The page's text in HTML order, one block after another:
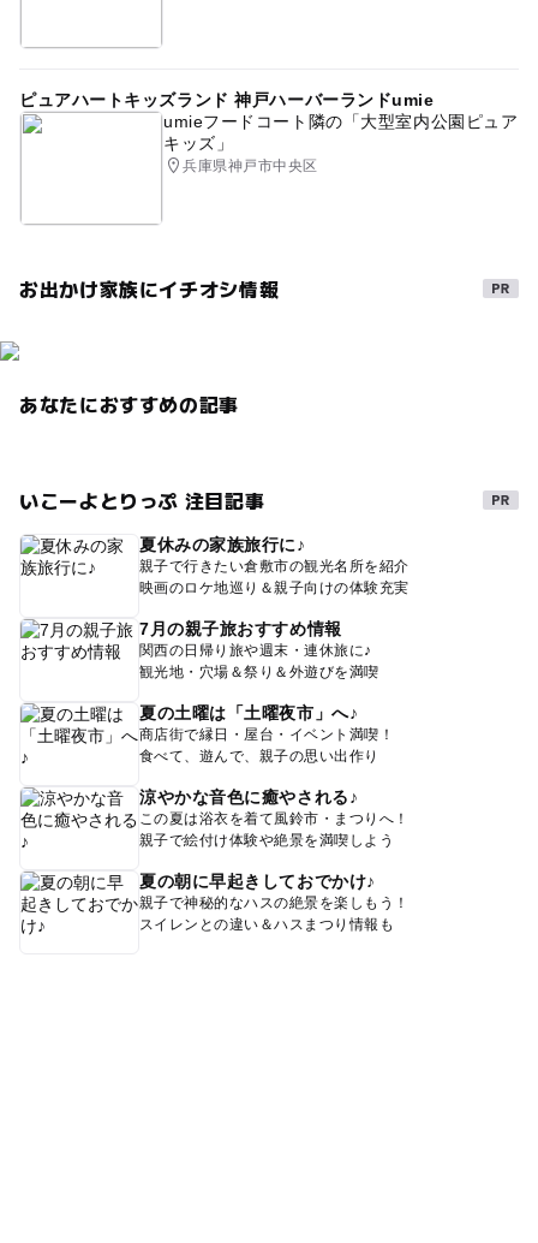
ピュアハートキッズランド 神戸ハーバーランドumie
umieフードコート隣の「大型室内公園ピュア
キッズ」
兵庫県神戸市中央区
お出かけ家族にイチオシ情報
あなたにおすすめの記事
いこーよとりっぷ 注目記事
夏休みの家族旅行に♪
親子で行きたい倉敷市の観光名所を紹介
映画のロケ地巡り＆親子向けの体験充実
7月の親子旅おすすめ情報
関西の日帰り旅や週末・連休旅に♪
観光地・穴場＆祭り＆外遊びを満喫
夏の土曜は「土曜夜市」へ♪
商店街で縁日・屋台・イベント満喫！
食べて、遊んで、親子の思い出作り
涼やかな音色に癒やされる♪
この夏は浴衣を着て風鈴市・まつりへ！
親子で絵付け体験や絶景を満喫しよう
夏の朝に早起きしておでかけ♪
親子で神秘的なハスの絶景を楽しもう！
スイレンとの違い＆ハスまつり情報も